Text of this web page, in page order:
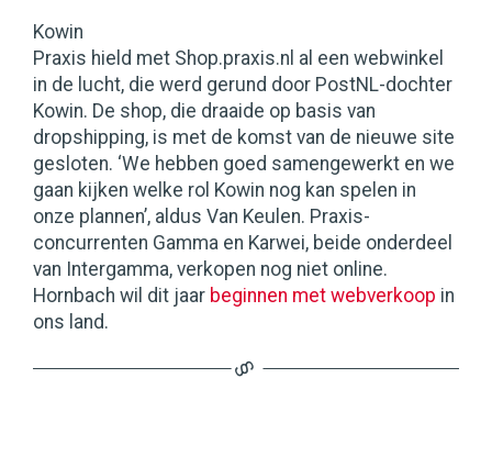
Kowin
Praxis hield met Shop.praxis.nl al een webwinkel
in de lucht, die werd gerund door PostNL-dochter
Kowin. De shop, die draaide op basis van
dropshipping, is met de komst van de nieuwe site
gesloten. ‘We hebben goed samengewerkt en we
gaan kijken welke rol Kowin nog kan spelen in
onze plannen’, aldus Van Keulen. Praxis-
concurrenten Gamma en Karwei, beide onderdeel
van Intergamma, verkopen nog niet online.
Hornbach wil dit jaar beginnen met webverkoop in
ons land.